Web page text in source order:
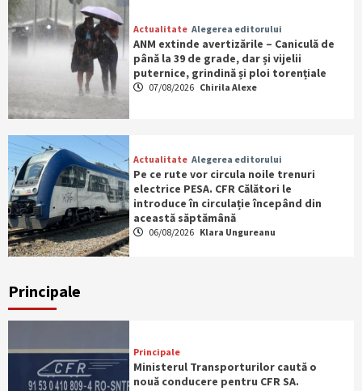
Actualitate Alegerea editorului
ANM extinde avertizările – Caniculă de
până la 39 de grade, dar și vijelii
puternice, grindină și ploi torențiale
07/08/2026 Chirila Alexe
Actualitate Alegerea editorului
Pe ce rute vor circula noile trenuri
electrice PESA. CFR Călători le
introduce în circulație începând din
această săptămână
06/08/2026 Klara Ungureanu
Principale
Principale
Ministerul Transporturilor caută o
nouă conducere pentru CFR SA.